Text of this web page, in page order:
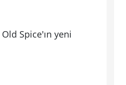
Spice'ın yeni